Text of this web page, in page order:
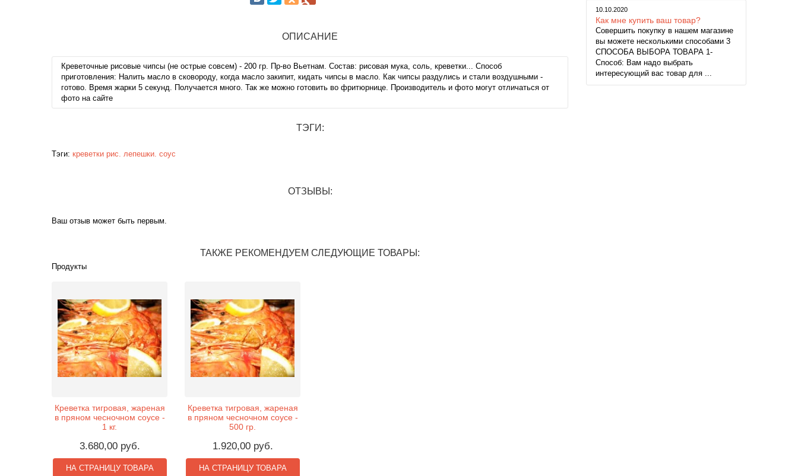
ОПИСАНИЕ
Креветочные рисовые чипсы (не острые совсем) - 200 гр. Пр-во Вьетнам. Состав: рисовая мука, соль, креветки... Способ
приготовления: Налить масло в сковороду, когда масло закипит, кидать чипсы в масло. Как чипсы раздулись и стали воздушными -
готово. Время жарки 5 секунд. Получается много. Так же можно готовить во фритюрнице. Производитель и фото могут отличаться от
фото на сайте
ТЭГИ:
Тэги: креветки рис. лепешки. соус
ОТЗЫВЫ:
Ваш отзыв может быть первым.
ТАКЖЕ РЕКОМЕНДУЕМ СЛЕДУЮЩИЕ ТОВАРЫ:
Продукты
Креветка тигровая, жареная
в пряном чесночном соусе -
1 кг.
3.680,00 руб.
НА СТРАНИЦУ ТОВАРА
Креветка тигровая, жареная
в пряном чесночном соусе -
500 гр.
1.920,00 руб.
НА СТРАНИЦУ ТОВАРА
10.10.2020
Как мне купить ваш товар?
Совершить покупку в нашем магазине
вы можете несколькими способами 3
СПОСОБА ВЫБОРА ТОВАРА 1-
Способ: Вам надо выбрать
интересующий вас товар для ...